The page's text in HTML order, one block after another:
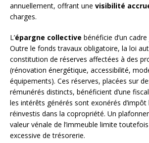
annuellement, offrant une visibilité
charges.
L’épargne collective bénéficie d’un
Outre le fonds travaux obligatoire, la loi
constitution de réserves affectées à des
(rénovation énergétique, accessibilité,
équipements). Ces réserves, placées sur
rémunérés distincts, bénéficient d’une
les intérêts générés sont exonérés d’impôt
réinvestis dans la copropriété. Un
valeur vénale de l’immeuble limite
excessive de trésorerie.